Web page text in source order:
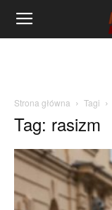
Strona główna Tagi
Tag: rasizm